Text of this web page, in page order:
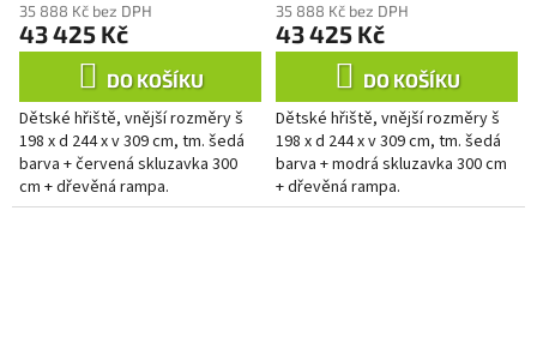
35 888 Kč bez DPH
43 425 Kč
DO KOŠÍKU
Dětské hřiště, vnější rozměry š
198 x d 244 x v 309 cm, tm. šedá
barva + červená skluzavka 300
cm + dřevěná rampa.
35 888 Kč bez DPH
43 425 Kč
DO KOŠÍKU
Dětské hřiště, vnější rozměry š
198 x d 244 x v 309 cm, tm. šedá
barva + modrá skluzavka 300 cm
+ dřevěná rampa.